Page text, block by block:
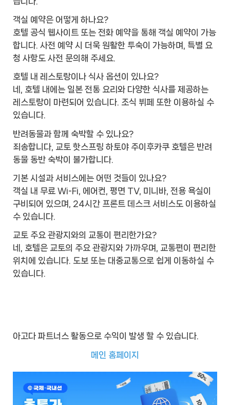
객실 예약은 어떻게 하나요?
호텔 공식 웹사이트 또는 전화 예약을 통해 객실 예약이 가능
합니다. 사전 예약 시 더욱 원활한 투숙이 가능하며, 특별 요
청 사항도 사전 문의해 주세요.
호텔 내 레스토랑이나 식사 옵션이 있나요?
네, 호텔 내에는 일본 전통 요리와 다양한 식사를 제공하는
레스토랑이 마련되어 있습니다. 조식 뷔페 또한 이용하실 수
있습니다.
반려동물과 함께 숙박할 수 있나요?
죄송합니다, 교토 핫스프링 하토야 주이후카쿠 호텔은 반려
동물 동반 숙박이 불가합니다.
기본 시설과 서비스에는 어떤 것들이 있나요?
객실 내 무료 Wi-Fi, 에어컨, 평면 TV, 미니바, 전용 욕실이
구비되어 있으며, 24시간 프론트 데스크 서비스도 이용하실
수 있습니다.
교토 주요 관광지와의 교통이 편리한가요?
네, 호텔은 교토의 주요 관광지와 가까우며, 교통편이 편리한
위치에 있습니다. 도보 또는 대중교통으로 쉽게 이동하실 수
있습니다.
아고다 파트너스 활동으로 수익이 발생 할 수 있습니다.
메인 홈페이지